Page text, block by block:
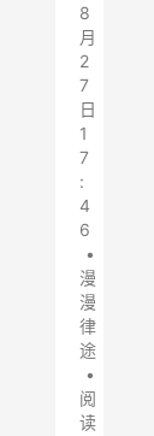
8
月
2
7
日
1
7
:
4
6
•
漫
漫
律
途
•
阅
读